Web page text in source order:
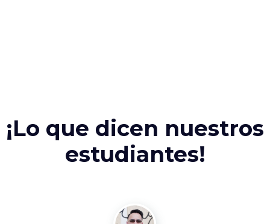
¡Lo que dicen nuestros
estudiantes!